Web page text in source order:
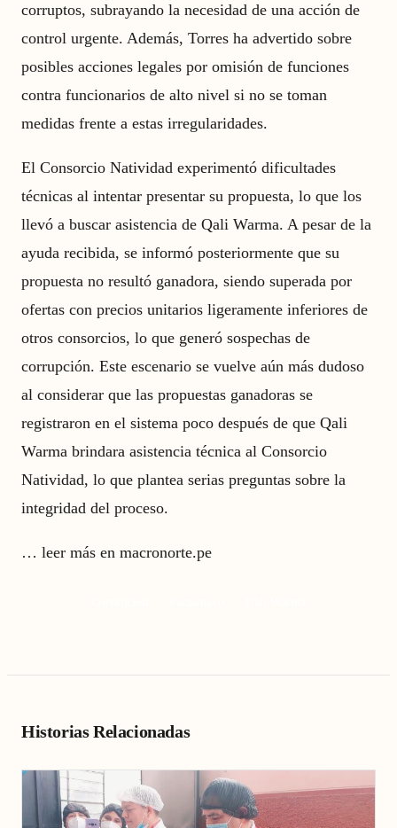
corruptos, subrayando la necesidad de una acción de
control urgente. Además, Torres ha advertido sobre
posibles acciones legales por omisión de funciones
contra funcionarios de alto nivel si no se toman
medidas frente a estas irregularidades.
El Consorcio Natividad experimentó dificultades
técnicas al intentar presentar su propuesta, lo que los
llevó a buscar asistencia de Qali Warma. A pesar de la
ayuda recibida, se informó posteriormente que su
propuesta no resultó ganadora, siendo superada por
ofertas con precios unitarios ligeramente inferiores de
otros consorcios, lo que generó sospechas de
corrupción. Este escenario se vuelve aún más dudoso
al considerar que las propuestas ganadoras se
registraron en el sistema poco después de que Qali
Warma brindara asistencia técnica al Consorcio
Natividad, lo que plantea serias preguntas sobre la
integridad del proceso.
… leer más en macronorte.pe
Historias Relacionadas